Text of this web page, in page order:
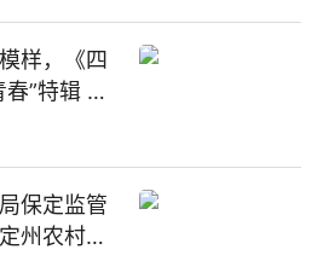
样，《四
”特辑 每
保定监管
州农村商